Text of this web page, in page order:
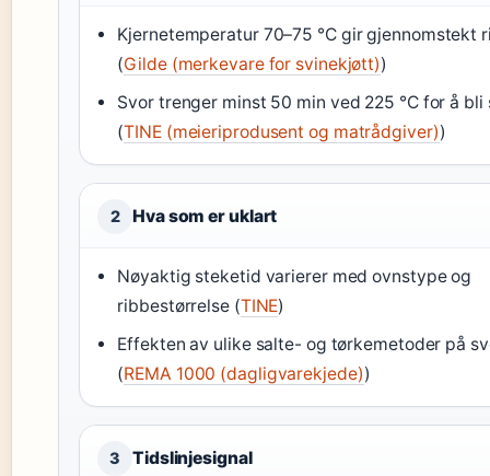
Kjernetemperatur 70–75 °C gir gjennomstekt
(Gilde (merkevare for svinekjøtt))
Svor trenger minst 50 min ved 225 °C for å bli
(TINE (meieriprodusent og matrådgiver))
2 Hva som er uklart
Nøyaktig steketid varierer med ovnstype og
ribbestørrelse (TINE)
Effekten av ulike salte- og tørkemetoder på
(REMA 1000 (dagligvarekjede))
3 Tidslinjesignal